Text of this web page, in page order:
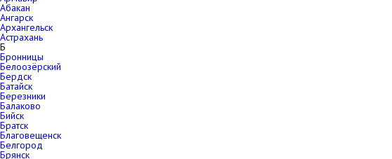
Абакан
Ангарск
Архангельск
Астрахань
Б
Бронницы
Белоозёрский
Бердск
Батайск
Березники
Балаково
Бийск
Братск
Благовещенск
Белгород
Брянск